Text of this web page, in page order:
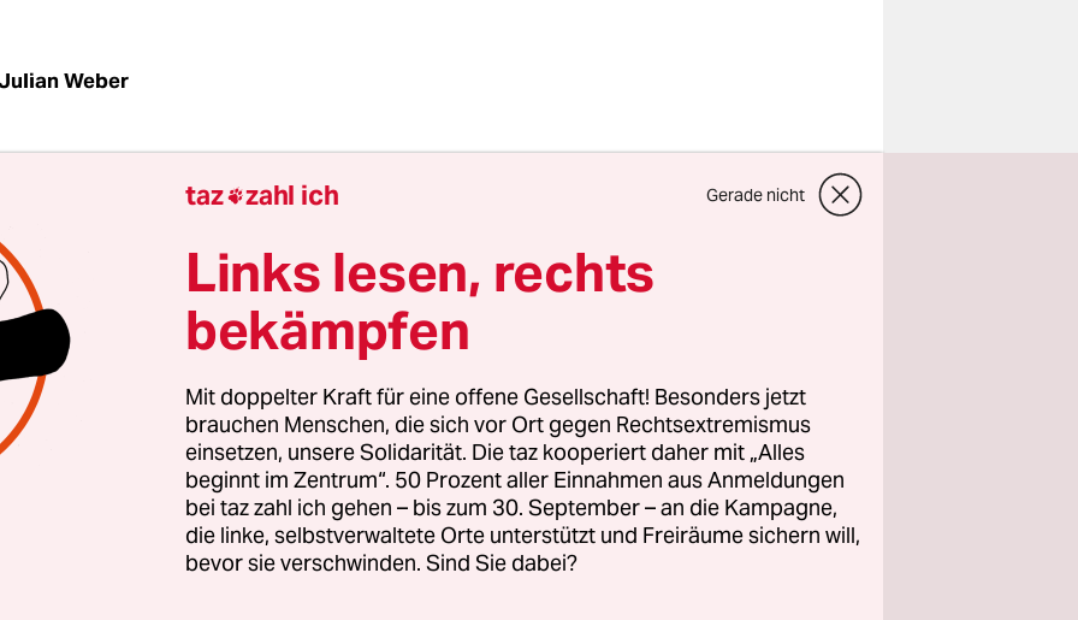
Weber
Abi­djan fast greifbar, nur wäre es keine Magie, wenn man
genau sie auftaucht und in welcher Form. Oft zaubert sie
Momenten der Verwirrung ein Lächeln auf Gesichter,
entspannend wirkt. Mir spendiert sie einen Running Gag.
taz zahl ich Gerade nicht
Links lesen, rechts
bekämpfen
Mit doppelter Kraft für eine offene Gesellschaft! Besonders jetzt
brauchen Menschen, die sich vor Ort gegen Rechtsextremismus
einsetzen, unsere Solidarität. Die taz kooperiert daher mit „Alles
beginnt im Zentrum“. 50 Prozent aller Einnahmen aus Anmeldungen
bei taz zahl ich gehen – bis zum 30. September – an die Kampagne,
die linke, selbstverwaltete Orte unterstützt und Freiräume sichern will,
bevor sie verschwinden. Sind Sie dabei?